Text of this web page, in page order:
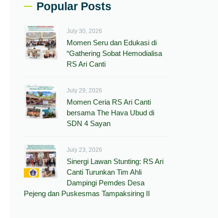
Popular Posts
July 30, 2026
Momen Seru dan Edukasi di
“Gathering Sobat Hemodialisa
RS Ari Canti
July 29, 2026
Momen Ceria RS Ari Canti
bersama The Hava Ubud di
SDN 4 Sayan
July 23, 2026
Sinergi Lawan Stunting: RS Ari
Canti Turunkan Tim Ahli
Dampingi Pemdes Desa
Pejeng dan Puskesmas Tampaksiring II